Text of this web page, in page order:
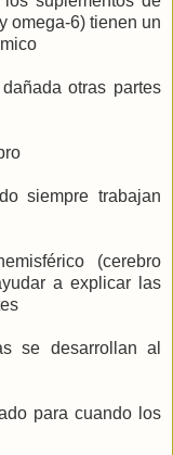
omega-6) tienen un
otras partes
siempre trabajan
(cerebro
a explicar las
se desarrollan al
para cuando los